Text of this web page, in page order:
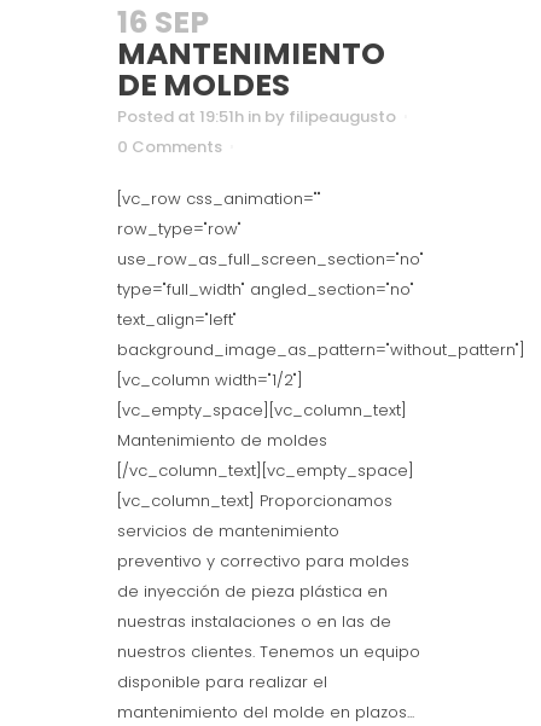
16 SEP
MANTENIMIENTO
DE MOLDES
Posted at 19:51h in by filipeaugusto
0 Comments
[vc_row css_animation=""
row_type="row"
use_row_as_full_screen_section="no"
type="full_width" angled_section="no"
text_align="left"
background_image_as_pattern="without_pattern"]
[vc_column width="1/2"]
[vc_empty_space][vc_column_text]
Mantenimiento de moldes
[/vc_column_text][vc_empty_space]
[vc_column_text] Proporcionamos
servicios de mantenimiento
preventivo y correctivo para moldes
de inyección de pieza plástica en
nuestras instalaciones o en las de
nuestros clientes. Tenemos un equipo
disponible para realizar el
mantenimiento del molde en plazos...